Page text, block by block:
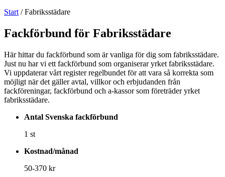
Start /Fabriksstädare
Fackförbund för Fabriksstädare
Här hittar du fackförbund som är vanliga för dig som fabriksstädare.
Just nu har vi ett fackförbund som organiserar yrket fabriksstädare.
Vi uppdaterar vårt register regelbundet för att vara så korrekta som
möjligt när det gäller avtal, villkor och erbjudanden från
fackföreningar, fackförbund och a-kassor som företräder yrket
fabriksstädare.
Antal Svenska fackförbund
1 st
Kostnad/månad
50-370 kr